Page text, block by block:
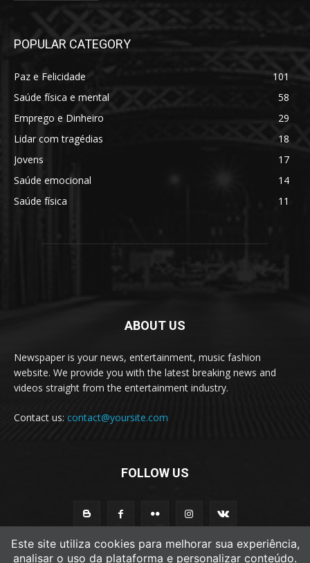
POPULAR CATEGORY
Paz e Felicidade
101
Saúde física e mental
58
Emprego e Dinheiro
29
Lidar com tragédias
18
Jovens
17
Saúde emocional
14
Saúde física
11
ABOUT US
Newspaper is your news, entertainment, music fashion
website. We provide you with the latest breaking news and
videos straight from the entertainment industry.
Contact us: contact@yoursite.com
FOLLOW US
Este site utiliza cookies para melhorar sua experiência,
analisar o uso da plataforma e personalizar conteúdo.